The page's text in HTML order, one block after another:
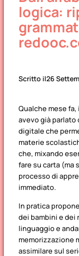
logica:
Scritto il26
Qualche mese
avevo già parlato
digitale che
materie
che, mixando
fare su carta (ma
processo di
immediato.
In pratica
dei bambini e dei
linguaggio e
memorizzazione
assimilare sul